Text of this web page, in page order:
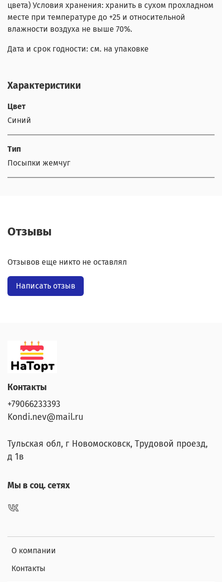
цвета) Условия хранения: хранить в сухом прохладном
месте при температуре до +25 и относительной
влажности воздуха не выше 70%.
Дата и срок годности: см. на упаковке
Характеристики
Цвет
Синий
Тип
Посыпки жемчуг
Отзывы
Отзывов еще никто не оставлял
Написать отзыв
О компании
Контакты
Контакты
+79066233393
Kondi.nev@mail.ru
Тульская обл, г Новомосковск, Трудовой проезд,
д 1в
Мы в соц. сетях